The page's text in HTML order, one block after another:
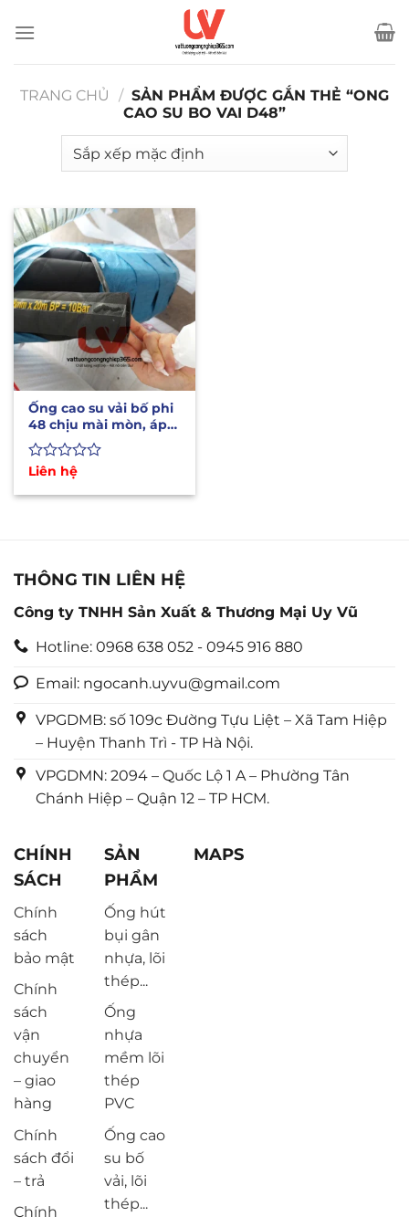
qua
TRANG CHỦ
/ SẢN PHẨM ĐƯỢC GẮN THẺ “ONG
CAO SU BO VAI D48”
Ống cao su vải bố phi
48 chịu mài mòn, áp
lực, nhiệt độ cao
Được
hạng
Liên hệ
THÔNG TIN LIÊN HỆ
Công ty TNHH Sản Xuất & Thương Mại Uy Vũ
Hotline: 0968 638 052 - 0945 916 880
Email: ngocanh.uyvu@gmail.com
VPGDMB: số 109c Đường Tựu Liệt – Xã Tam Hiệp
– Huyện Thanh Trì - TP Hà Nội.
VPGDMN: 2094 – Quốc Lộ 1 A – Phường Tân
Chánh Hiệp – Quận 12 – TP HCM.
CHÍNH
SÁCH
Chính
sách
bảo mật
Chính
sách
vận
chuyển
– giao
hàng
Chính
sách đổi
– trả
Chính
SẢN
PHẨM
Ống hút
bụi gân
nhựa, lõi
thép...
Ống
nhựa
mềm lõi
thép
PVC
Ống cao
su bố
vải, lõi
thép...
MAPS